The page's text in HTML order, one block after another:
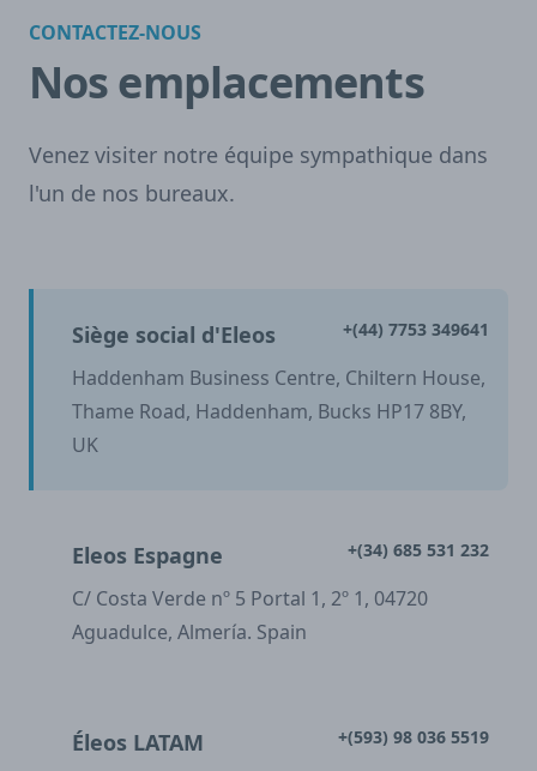
CONTACTEZ-NOUS
Nos emplacements
Venez visiter notre équipe sympathique dans
l'un de nos bureaux.
Siège social d'Eleos +(44) 7753 349641
Haddenham Business Centre, Chiltern House,
Thame Road, Haddenham, Bucks HP17 8BY,
UK
Eleos Espagne +(34) 685 531 232
C/ Costa Verde nº 5 Portal 1, 2º 1, 04720
Aguadulce, Almería. Spain
Éleos LATAM +(593) 98 036 5519